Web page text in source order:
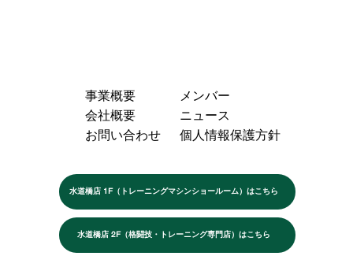
水道橋店 1F（トレーニングマシンショールーム）はこちら
水道橋店 2F（格闘技・トレーニング専門店）はこちら
事業概要
メンバー
会社概要
ニュース
お問い合わせ
個人情報保護方針